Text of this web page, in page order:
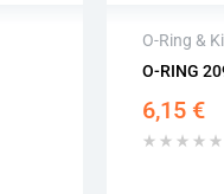
O-Ring &
O-RING
6,15 €
Άμεση